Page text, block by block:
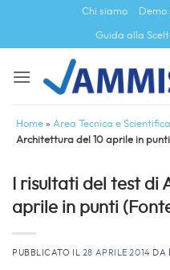
contenuti
Chi siamo Demo
Guida alla
Home » Area Tecnica e Scientifica
Architettura del 10 aprile in
I risultati del test di
aprile in punti
PUBBLICATO IL 28 APRILE 2014 DA